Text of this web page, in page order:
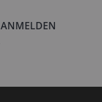
ANMELDEN